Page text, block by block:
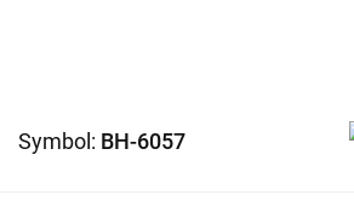
Symbol: BH-6057